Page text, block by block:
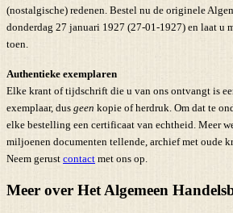
(nostalgische) redenen. Bestel nu de originele
donderdag 27 januari 1927 (27-01-1927) en laat u
toen.
Authentieke exemplaren
Elke krant of tijdschrift die u van ons ontvangt is
exemplaar, dus geen kopie of herdruk. Om dat te
elke bestelling een certificaat van echtheid. Meer
miljoenen documenten tellende, archief met oude
Neem gerust contact met ons op.
Meer over Het Algemeen